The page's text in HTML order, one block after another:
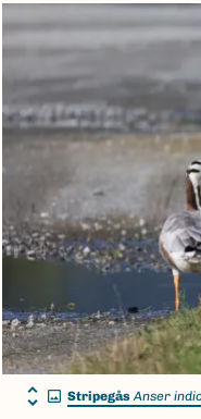
Stripegås Anser